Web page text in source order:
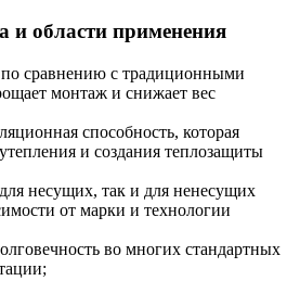
и области применения
по сравнению с традиционными
монтаж и снижает вес
способность, которая
и создания теплозащиты
несущих, так и для ненесущих
от марки и технологии
во многих стандартных